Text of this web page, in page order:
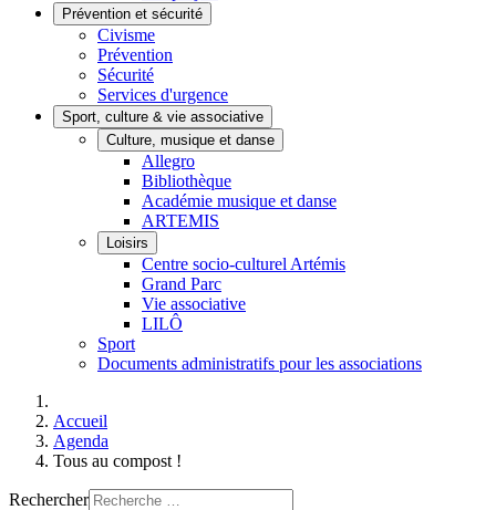
Prévention et sécurité
Civisme
Prévention
Sécurité
Services d'urgence
Sport, culture & vie associative
Culture, musique et danse
Allegro
Bibliothèque
Académie musique et danse
ARTEMIS
Loisirs
Centre socio-culturel Artémis
Grand Parc
Vie associative
LILÔ
Sport
Documents administratifs pour les associations
Accueil
Agenda
Tous au compost !
Rechercher